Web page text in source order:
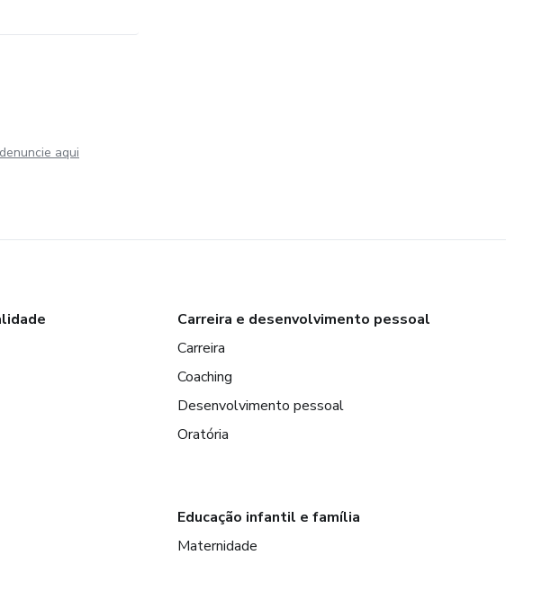
denuncie aqui
Carreira e desenvolvimento pessoal
Carreira
Coaching
Desenvolvimento pessoal
Oratória
Educação infantil e família
Maternidade